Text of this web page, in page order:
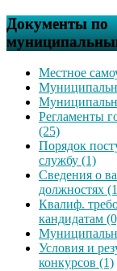
Документы по
Местное
Регламенты
(25)
Порядок
службу (1)
Сведения о
должностях
Квалиф.
кандидатам
Условия и
конкурсов (1)